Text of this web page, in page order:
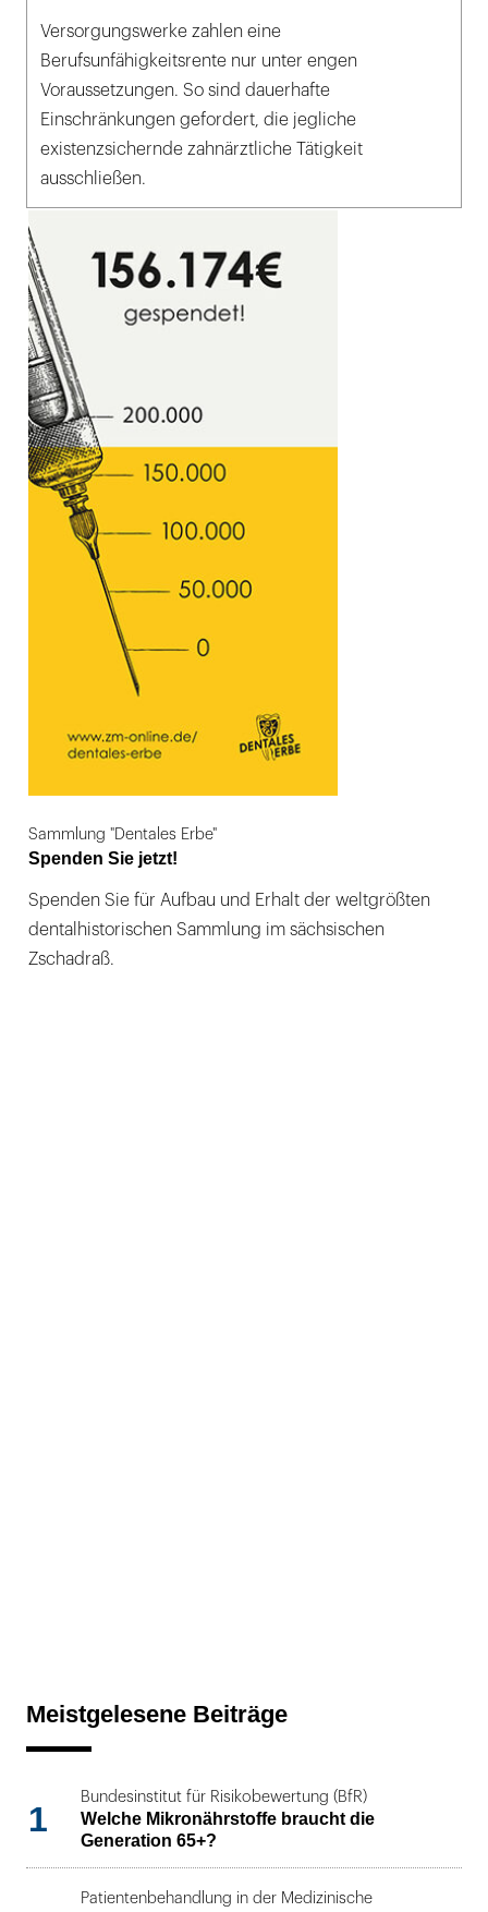
Versorgungswerke zahlen eine
Berufsunfähigkeitsrente nur unter engen
Voraussetzungen. So sind dauerhafte
Einschränkungen gefordert, die jegliche
existenzsichernde zahnärztliche Tätigkeit
ausschließen.
Sammlung "Dentales Erbe"
Spenden Sie jetzt!
Spenden Sie für Aufbau und Erhalt der weltgrößten
dentalhistorischen Sammlung im sächsischen
Zschadraß.
Meistgelesene Beiträge
1
Bundesinstitut für Risikobewertung (BfR)
Welche Mikronährstoffe braucht die
Generation 65+?
Patientenbehandlung in der Medizinische